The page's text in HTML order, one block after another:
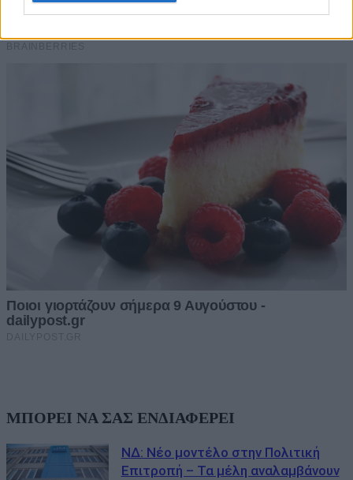
ΜΠΟΡΕΙ ΝΑ ΣΑΣ ΕΝΔΙΑΦΕΡΕΙ
ΝΔ: Νέο μοντέλο στην Πολιτική
Επιτροπή – Τα μέλη αναλαμβάνουν